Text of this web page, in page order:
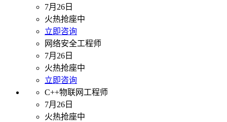
7月26日
火热抢座中
立即咨询
网络安全工程师
7月26日
火热抢座中
立即咨询
C++物联网工程师
7月26日
火热抢座中